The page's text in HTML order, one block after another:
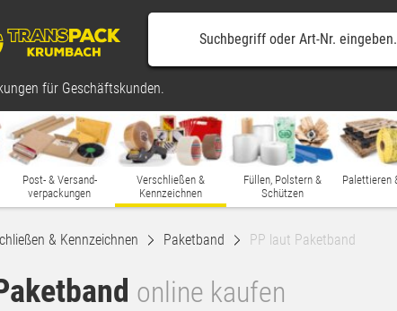
für Geschäftskunden.
Post- & Versand-
verpackungen
Verschließen &
Kennzeichnen
Füllen, Polstern &
Schützen
Palettieren
& Kennzeichnen Paketband PP laut Paketband
online kaufen